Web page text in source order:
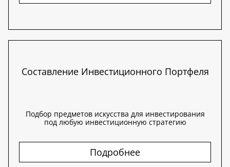
Составление Инвестиционного Портфеля
Подбор предметов искусства для инвестирования
под любую инвестиционную стратегию
Подробнее